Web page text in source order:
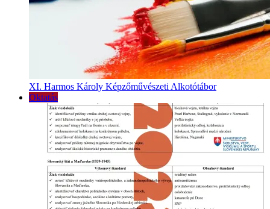
XI. Harmos Károly Képzőművészeti Alkotótábor
Oktatás